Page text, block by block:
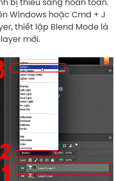
Windows hoặc Cmd + J
thiết lập Blend Mode là
mới.